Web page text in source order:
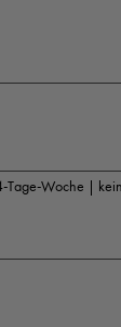
Woche |